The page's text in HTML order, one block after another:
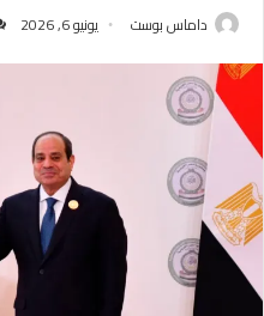
داماس بوست يونيو 6, 2026